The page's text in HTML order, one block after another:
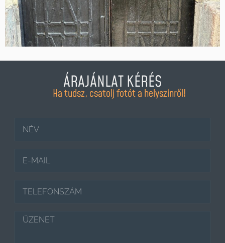
ÁRAJÁNLAT KÉRÉS
Ha tudsz, csatolj fotót a helyszínről!